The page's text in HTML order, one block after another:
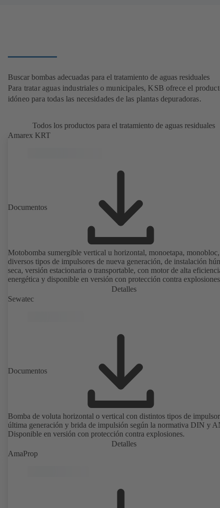
Buscar bombas adecuadas para el tratamiento de aguas residuales
Para tratar aguas industriales o municipales, KSB ofrece el
idóneo para todas las necesidades de las plantas depuradoras.
Todos los productos para el tratamiento de aguas residuales
Amarex KRT
Documentos
Motobomba sumergible vertical u horizontal, monoetapa,
diversos tipos de impulsores de nueva generación, de instalación
seca, versión estacionaria o transportable, con motor de alta
energética y disponible en versión con protección contra
Detalles
Sewatec
Documentos
Bomba de voluta horizontal o vertical con distintos tipos de
última generación y brida de impulsión según la normativa DIN y
Disponible en versión con protección contra explosiones.
Detalles
AmaProp